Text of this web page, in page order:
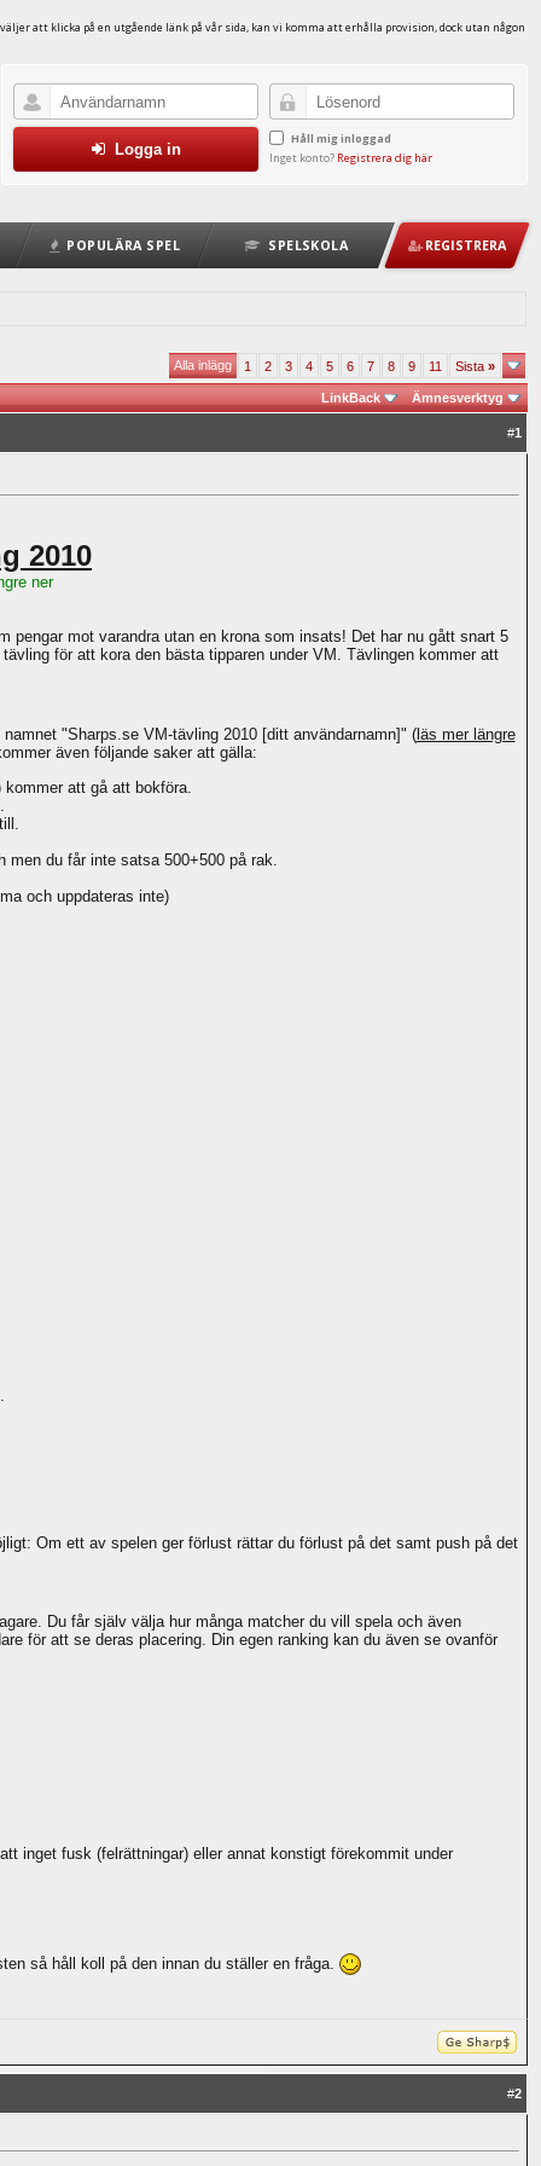
att klicka på en utgående länk på vår sida, kan vi komma att erhålla provision, dock utan någon
Håll mig inloggad
Inget konto? Registrera dig här
Logga in
POPULÄRA SPEL SPELSKOLA REGISTRERA
Alla inlägg 1 2 3 4 5 6 7 8 9 11 Sista»
LinkBack Ämnesverktyg
#1
2010
ner
mot varandra utan en krona som insats! Det har nu gått snart 5
för att kora den bästa tipparen under VM. Tävlingen kommer att
"Sharps.se VM-tävling 2010 [ditt användarnamn]" (läs mer längre
även följande saker att gälla:
att gå att bokföra.
du får inte satsa 500+500 på rak.
och uppdateras inte)
Om ett av spelen ger förlust rättar du förlust på det samt push på det
Du får själv välja hur många matcher du vill spela och även
för att se deras placering. Din egen ranking kan du även se ovanför
inget fusk (felrättningar) eller annat konstigt förekommit under
så håll koll på den innan du ställer en fråga.
#2